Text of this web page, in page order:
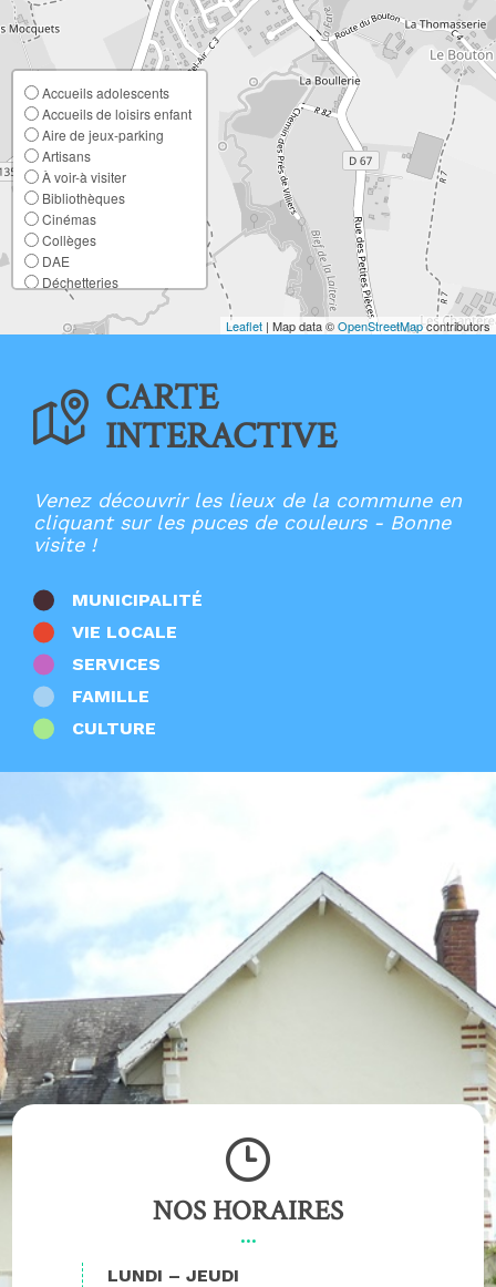
Accueils adolescents
Accueils de loisirs enfant
Aire de jeux-parking
Artisans
À voir-à visiter
Bibliothèques
Cinémas
Collèges
DAE
Déchetteries
Ecoles élémentaires
Ecoles maternelles
Lieux de culte
Mairies
Multi-accueil
Offices de Tourisme
Points d'apport volontaire
Restaurants
Salles
Santé
Sport
Zones d'activités
Autres
Leaflet | Map data ©OpenStreetMapcontributors
CARTE
INTERACTIVE
Venez découvrir les lieux de la commune en
cliquant sur les puces de couleurs - Bonne
visite !
MUNICIPALITÉ
VIE LOCALE
SERVICES
FAMILLE
CULTURE
NOS HORAIRES
LUNDI – JEUDI